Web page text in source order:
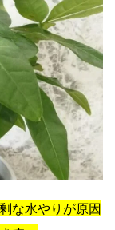
な水やりが原因